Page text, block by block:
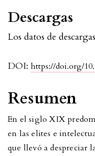
DOI: https://doi.org/
Resumen
En el siglo XIX
en las elites e
que llevó a despreciar
Descargas
Los datos de